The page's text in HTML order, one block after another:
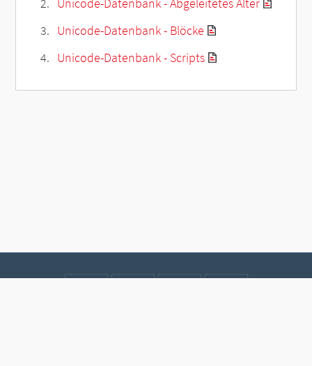
Unicode-Datenbank - Blöcke
Unicode-Datenbank - Scripts